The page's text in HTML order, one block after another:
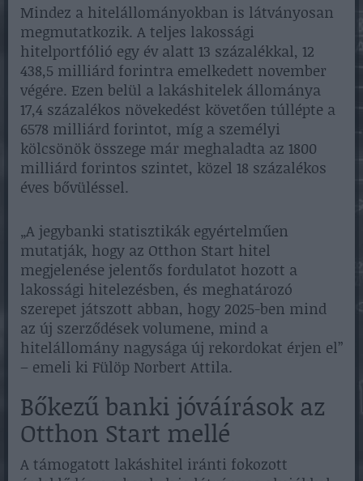
Mindez a hitelállományokban is látványosan
megmutatkozik. A teljes lakossági
hitelportfólió egy év alatt 13 százalékkal, 12
438,5 milliárd forintra emelkedett november
végére. Ezen belül a lakáshitelek állománya
17,4 százalékos növekedést követően túllépte a
6578 milliárd forintot, míg a személyi
kölcsönök összege már meghaladta az 1800
milliárd forintos szintet, közel 18 százalékos
éves bővüléssel.
„A jegybanki statisztikák egyértelműen
mutatják, hogy az Otthon Start hitel
megjelenése jelentős fordulatot hozott a
lakossági hitelezésben, és meghatározó
szerepet játszott abban, hogy 2025-ben mind
az új szerződések volumene, mind a
hitelállomány nagysága új rekordokat érjen el”
– emeli ki Fülöp Norbert Attila.
Bőkezű banki jóváírások az
Otthon Start mellé
A támogatott lakáshitel iránti fokozott